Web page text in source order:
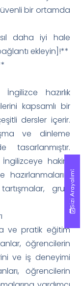
bir ortamda
daha iyi hale
ekleyin]!**
hazırlık
kapsamlı bir
dersler içerir.
ve dinleme
tasarlanmıştır.
hakim
grup
ve pratik eğitim
öğrencilerin
ve iş deneyimi
öğrencilerin
Sizi Arayalım!
Sizi Arayalım!